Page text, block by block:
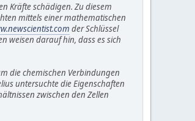
Kräfte schädigen. Zu diesem
mittels einer mathematischen
der Schlüssel
weisen darauf hin, dass es sich
die chemischen Verbindungen
untersuchte die Eigenschaften
zwischen den Zellen